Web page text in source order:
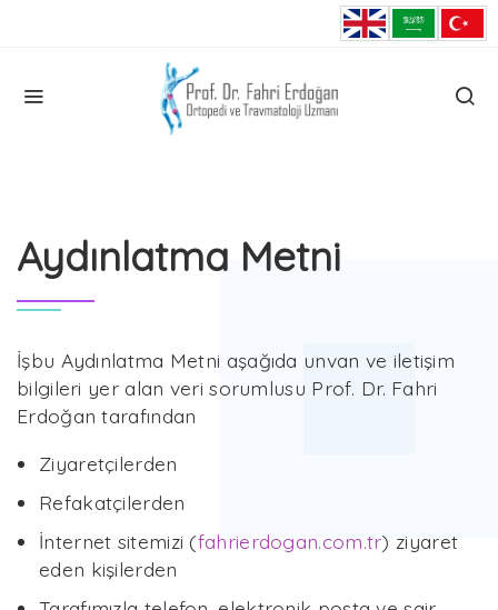
Aydınlatma Metni
İşbu Aydınlatma Metni aşağıda unvan ve iletişim
bilgileri yer alan veri sorumlusu Prof. Dr. Fahri
Erdoğan tarafından
Ziyaretçilerden
Refakatçilerden
İnternet sitemizi (fahrierdogan.com.tr) ziyaret
eden kişilerden